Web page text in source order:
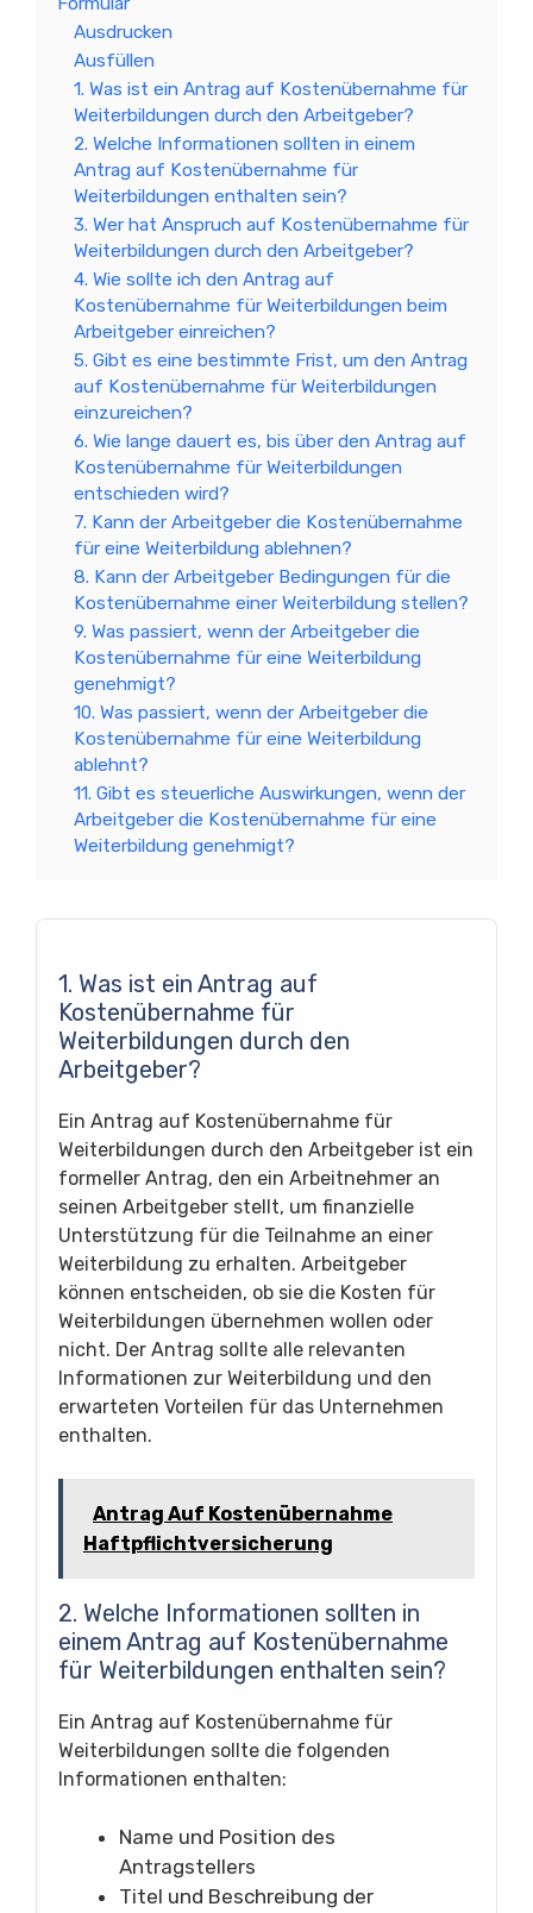
Ausdrucken
Ausfüllen
1. Was ist ein Antrag auf Kostenübernahme für
Weiterbildungen durch den Arbeitgeber?
2. Welche Informationen sollten in einem
Antrag auf Kostenübernahme für
Weiterbildungen enthalten sein?
3. Wer hat Anspruch auf Kostenübernahme für
Weiterbildungen durch den Arbeitgeber?
4. Wie sollte ich den Antrag auf
Kostenübernahme für Weiterbildungen beim
Arbeitgeber einreichen?
5. Gibt es eine bestimmte Frist, um den Antrag
auf Kostenübernahme für Weiterbildungen
einzureichen?
6. Wie lange dauert es, bis über den Antrag auf
Kostenübernahme für Weiterbildungen
entschieden wird?
7. Kann der Arbeitgeber die Kostenübernahme
für eine Weiterbildung ablehnen?
8. Kann der Arbeitgeber Bedingungen für die
Kostenübernahme einer Weiterbildung stellen?
9. Was passiert, wenn der Arbeitgeber die
Kostenübernahme für eine Weiterbildung
genehmigt?
10. Was passiert, wenn der Arbeitgeber die
Kostenübernahme für eine Weiterbildung
ablehnt?
11. Gibt es steuerliche Auswirkungen, wenn der
Arbeitgeber die Kostenübernahme für eine
Weiterbildung genehmigt?
1. Was ist ein Antrag auf
Kostenübernahme für
Weiterbildungen durch den
Arbeitgeber?
Ein Antrag auf Kostenübernahme für
Weiterbildungen durch den Arbeitgeber ist ein
formeller Antrag, den ein Arbeitnehmer an
seinen Arbeitgeber stellt, um finanzielle
Unterstützung für die Teilnahme an einer
Weiterbildung zu erhalten. Arbeitgeber
können entscheiden, ob sie die Kosten für
Weiterbildungen übernehmen wollen oder
nicht. Der Antrag sollte alle relevanten
Informationen zur Weiterbildung und den
erwarteten Vorteilen für das Unternehmen
enthalten.
Antrag Auf Kostenübernahme
Haftpflichtversicherung
2. Welche Informationen sollten in
einem Antrag auf Kostenübernahme
für Weiterbildungen enthalten sein?
Ein Antrag auf Kostenübernahme für
Weiterbildungen sollte die folgenden
Informationen enthalten:
Name und Position des
Antragstellers
Titel und Beschreibung der